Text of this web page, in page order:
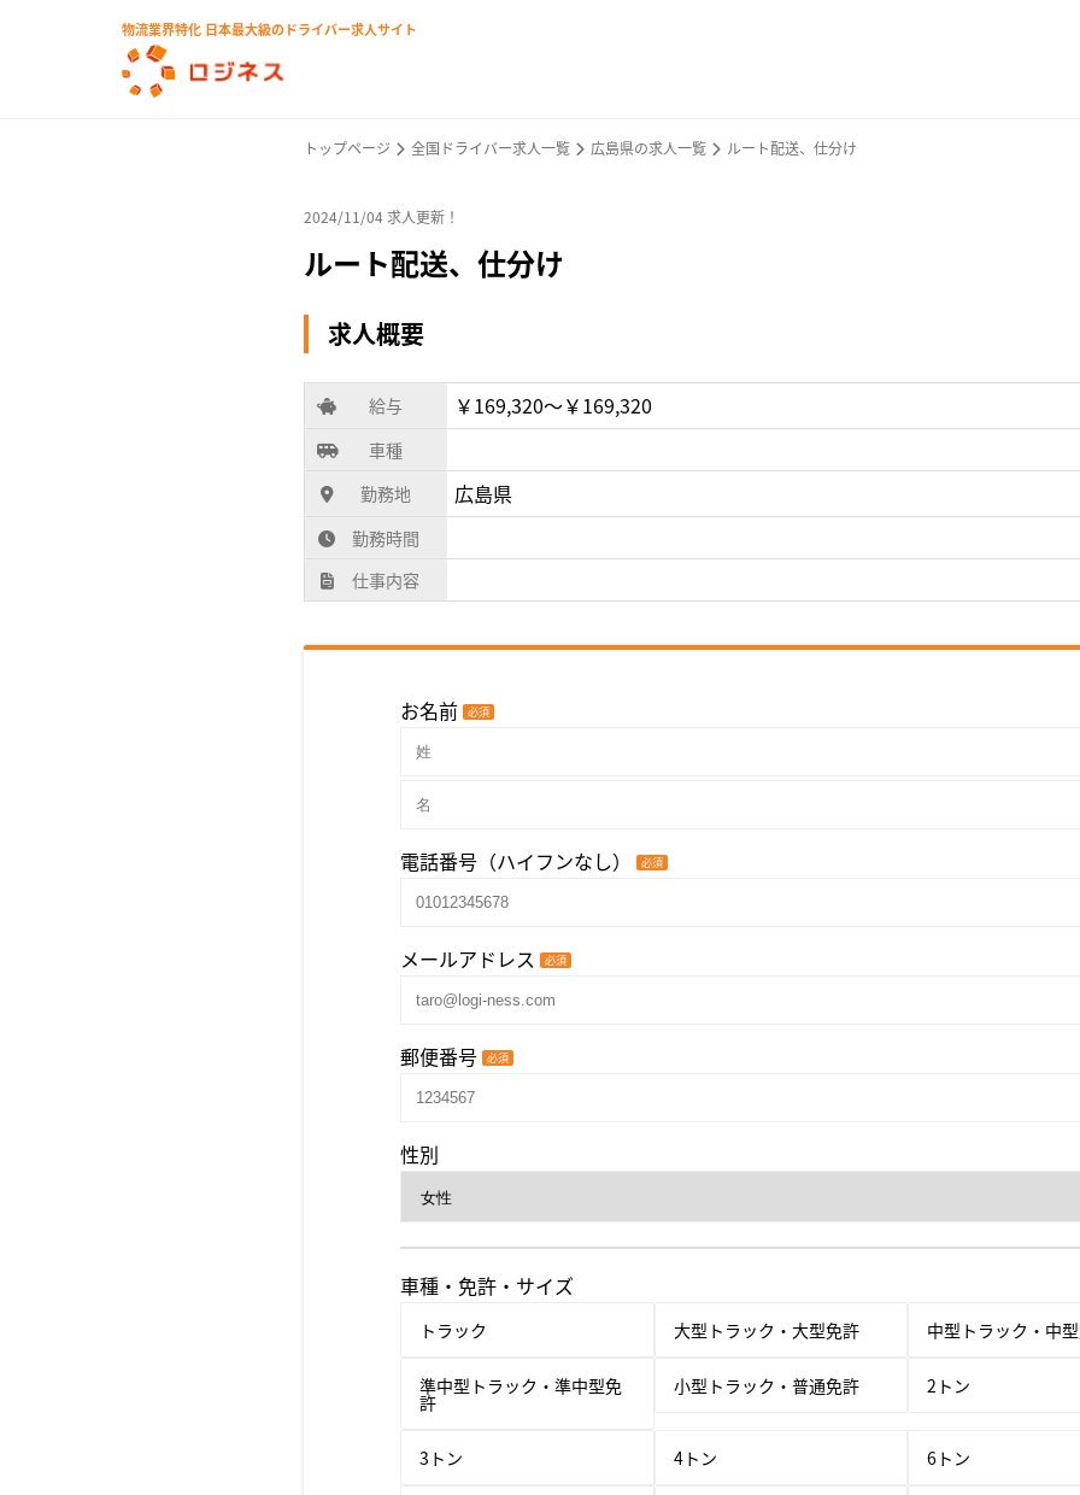
物流業界特化 日本最大級のドライバー求人サイト
トップページ 全国ドライバー求人一覧 広島県の求人一覧 ルート配送、仕分け
2024/11/04 求人更新！
ルート配送、仕分け
求人概要
給与 ￥169,320〜￥169,320
車種
勤務地
広島県
勤務時間
仕事内容
お名前 必須
電話番号（ハイフンなし） 必須
メールアドレス 必須
郵便番号 必須
性別
車種・免許・サイズ
トラック 大型トラック・大型免許 中型トラック・中
準中型トラック・準中型免
許
小型トラック・普通免許 2トン
3トン 4トン 6トン